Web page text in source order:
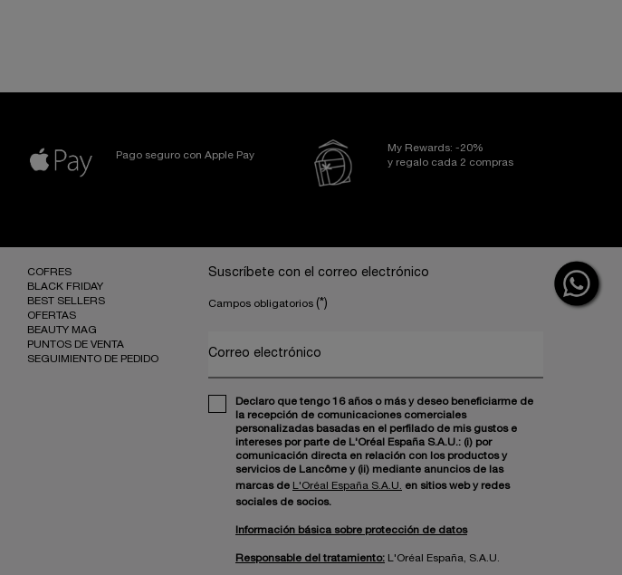
Pago seguro con Apple Pay
My Rewards: -20%
y regalo cada 2 compras
COFRES
BLACK FRIDAY
BEST SELLERS
OFERTAS
BEAUTY MAG
PUNTOS DE VENTA
SEGUIMIENTO DE PEDIDO
Suscríbete con el correo electrónico
Campos obligatorios (*)
Correo electrónico
Declaro que tengo 16 años o más y deseo beneficiarme de
la recepción de comunicaciones comerciales
personalizadas basadas en el perfilado de mis gustos e
intereses por parte de L'Oréal España S.A.U.: (i) por
comunicación directa en relación con los productos y
servicios de Lancôme y (ii) mediante anuncios de las
marcas de L'Oréal España S.A.U. en sitios web y redes
sociales de socios.
Información básica sobre protección de datos
Responsable del tratamiento: L'Oréal España, S.A.U.